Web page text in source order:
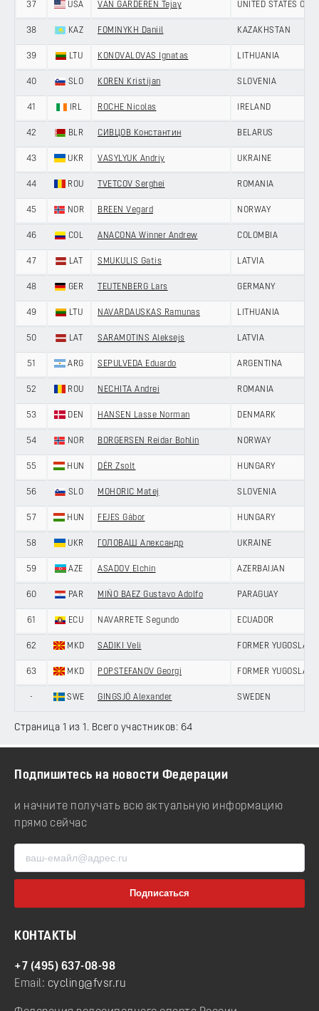
37 USA VAN GARDEREN Tejay UNITED STATES OF
38 KAZ FOMINYKH Daniil KAZAKHSTAN
39 LTU KONOVALOVAS Ignatas LITHUANIA
40 SLO KOREN Kristijan SLOVENIA
41 IRL ROCHE Nicolas IRELAND
42 BLR СИВЦОВ Константин BELARUS
43 UKR VASYLYUK Andriy UKRAINE
44 ROU TVETCOV Serghei ROMANIA
45 NOR BREEN Vegard NORWAY
46 COL ANACONA Winner Andrew COLOMBIA
47 LAT SMUKULIS Gatis LATVIA
48 GER TEUTENBERG Lars GERMANY
49 LTU NAVARDAUSKAS Ramunas LITHUANIA
50 LAT SARAMOTINS Aleksejs LATVIA
51 ARG SEPULVEDA Eduardo ARGENTINA
52 ROU NECHITA Andrei ROMANIA
53 DEN HANSEN Lasse Norman DENMARK
54 NOR BORGERSEN Reidar Bohlin NORWAY
55 HUN DÉR Zsolt HUNGARY
56 SLO MOHORIC Matej SLOVENIA
57 HUN FEJES Gábor HUNGARY
58 UKR ГОЛОВАШ Александр UKRAINE
59 AZE ASADOV Elchin AZERBAIJAN
60 PAR MIÑO BAEZ Gustavo Adolfo PARAGUAY
61 ECU NAVARRETE Segundo ECUADOR
62 MKD SADIKI Veli FORMER YUGOSLAV
63 MKD POPSTEFANOV Georgi FORMER YUGOSLAV
- SWE GINGSJÖ Alexander SWEDEN
Страница 1 из 1. Всего участников: 64
Подпишитесь на новости Федерации
и начните получать всю актуальную информацию
прямо сейчас
КОНТАКТЫ
+7 (495) 637-08-98
Email: cycling@fvsr.ru